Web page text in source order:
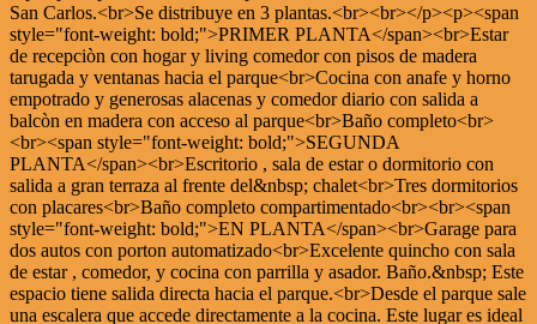
San Carlos.<br>Se distribuye en 3 plantas.<br><br></p><p><span
style="font-weight: bold;">PRIMER PLANTA</span><br>Estar
de recepciòn con hogar y living comedor con pisos de madera
tarugada y ventanas hacia el parque<br>Cocina con anafe y horno
empotrado y generosas alacenas y comedor diario con salida a
balcòn en madera con acceso al parque<br>Baño completo<br>
<br><span style="font-weight: bold;">SEGUNDA
PLANTA</span><br>Escritorio , sala de estar o dormitorio con
salida a gran terraza al frente del&nbsp; chalet<br>Tres dormitorios
con placares<br>Baño completo compartimentado<br><br><span
style="font-weight: bold;">EN PLANTA</span><br>Garage para
dos autos con porton automatizado<br>Excelente quincho con sala
de estar , comedor, y cocina con parrilla y asador. Baño.&nbsp; Este
espacio tiene salida directa hacia el parque.<br>Desde el parque sale
una escalera que accede directamente a la cocina. Este lugar es ideal